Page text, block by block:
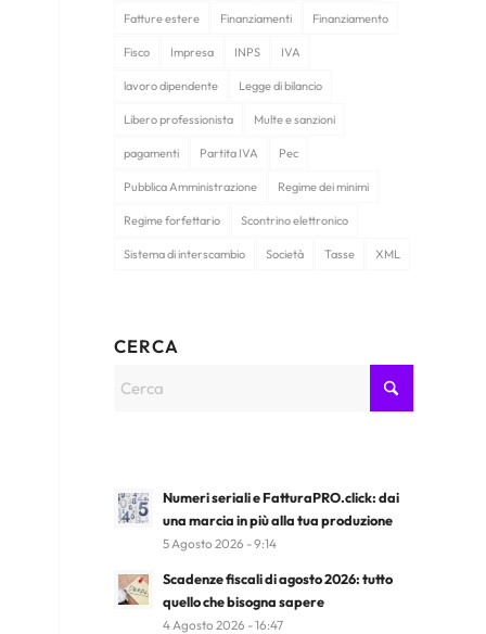
Fatture estere Finanziamenti Finanziamento
Fisco Impresa INPS IVA
lavoro dipendente Legge di bilancio
Libero professionista Multe e sanzioni
pagamenti Partita IVA Pec
Pubblica Amministrazione Regime dei minimi
Regime forfettario Scontrino elettronico
Sistema di interscambio Società Tasse XML
CERCA
Numeri seriali e FatturaPRO.click: dai
una marcia in più alla tua produzione
5 Agosto 2026 - 9:14
Scadenze fiscali di agosto 2026: tutto
quello che bisogna sapere
4 Agosto 2026 - 16:47